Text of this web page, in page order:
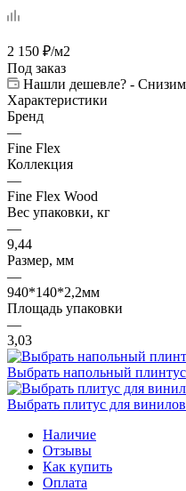
2 150 ₽/м2
Под заказ
Нашли дешевле? -
Характеристики
Бренд
—
Fine Flex
Коллекция
—
Fine Flex Wood
Вес упаковки, кг
—
9,44
Размер, мм
—
940*140*2,2мм
Площадь упаковки
—
3,03
Выбрать напольный
Выбрать плитус для
Наличие
Отзывы
Как купить
Оплата